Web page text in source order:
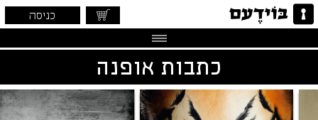
כניסה
כתבות אופנה